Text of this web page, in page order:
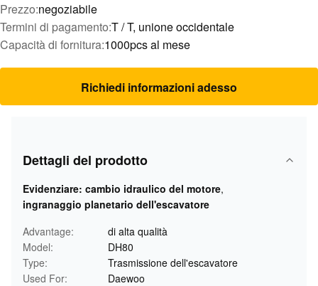
Prezzo:negoziabile
Termini di pagamento:T / T, unione occidentale
Capacità di fornitura:1000pcs al mese
Richiedi informazioni adesso
Dettagli del prodotto
Evidenziare: cambio idraulico del motore,
ingranaggio planetario dell'escavatore
Advantage:
di alta qualità
Model:
DH80
Type:
Trasmissione dell'escavatore
Used For:
Daewoo